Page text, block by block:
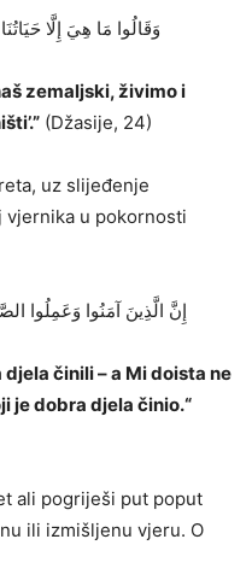
وَقَالُوا مَا هِيَ إِلَّا
zemaljski, živimo i
(Džasije, 24)
uz slijeđenje
vjernika u pokornosti
إِنَّ الَّذِينَ آمَنُوا وَعَمِلُوا
činili – a Mi doista ne
je dobra djela činio.“
ali pogriješi put poput
ili izmišljenu vjeru. O